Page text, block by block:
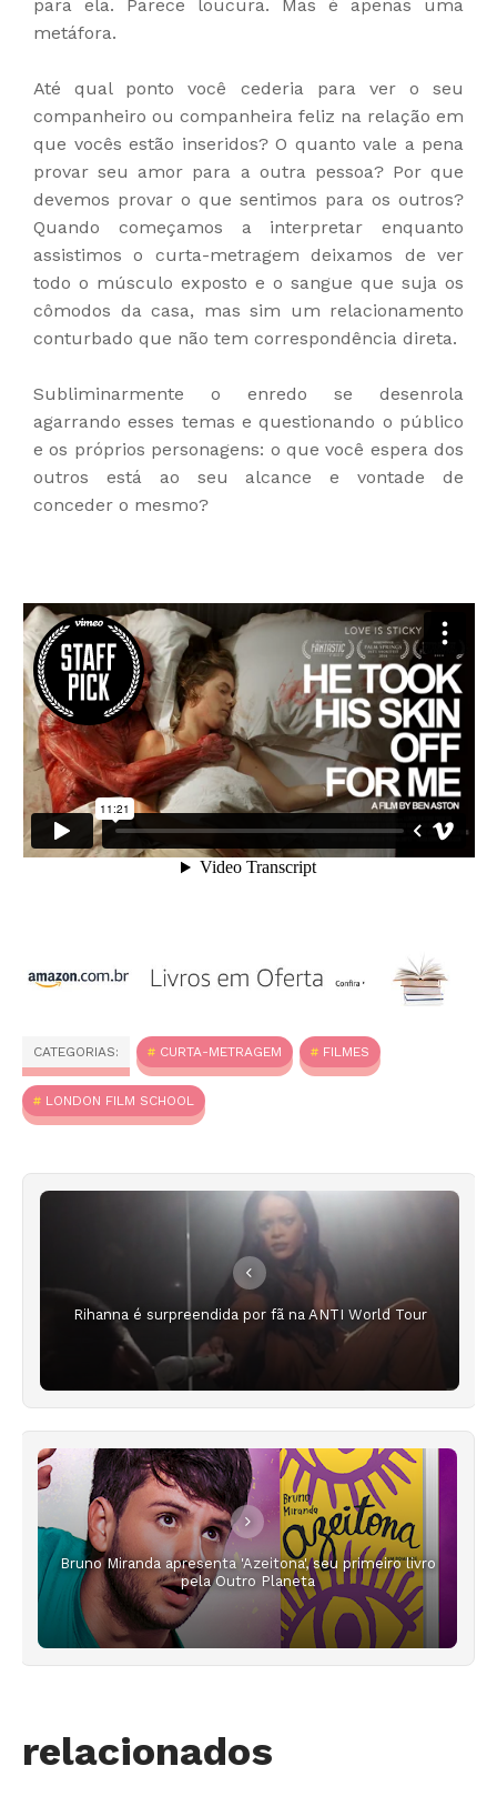
para ela. Parece loucura. Mas é apenas uma
metáfora.
Até qual ponto você cederia para ver o seu
companheiro ou companheira feliz na relação em
que vocês estão inseridos? O quanto vale a pena
provar seu amor para a outra pessoa? Por que
devemos provar o que sentimos para os outros?
Quando começamos a interpretar enquanto
assistimos o curta-metragem deixamos de ver
todo o músculo exposto e o sangue que suja os
cômodos da casa, mas sim um relacionamento
conturbado que não tem correspondência direta.
Subliminarmente o enredo se desenrola
agarrando esses temas e questionando o público
e os próprios personagens: o que você espera dos
outros está ao seu alcance e vontade de
conceder o mesmo?
CATEGORIAS: CURTA-METRAGEM FILMES
LONDON FILM SCHOOL
Rihanna é surpreendida por fã na ANTI World Tour
Bruno Miranda apresenta 'Azeitona', seu primeiro livro
pela Outro Planeta
relacionados